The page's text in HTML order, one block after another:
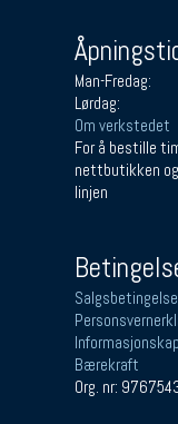
Man-Fredag:
Lørdag:
Om verkstedet
For å bestille
nettbutikken
linjen
Bærekraft
Org. nr: